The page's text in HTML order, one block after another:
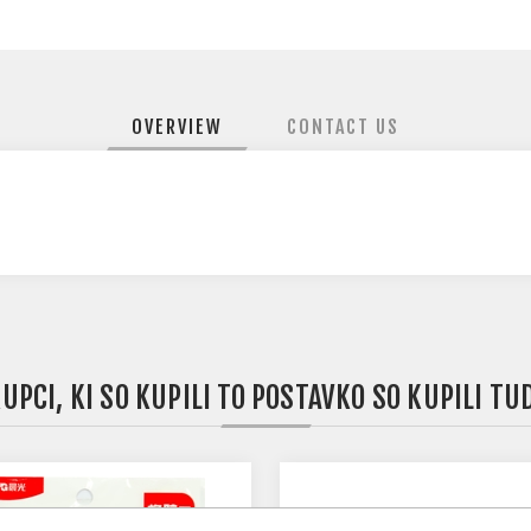
OVERVIEW CONTACT US
KI SO KUPILI TO POSTAVKO SO KUPILI